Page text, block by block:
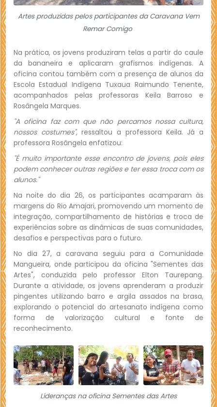
Artes produzidas pelos participantes da Caravana Vem
Remar Comigo
Na prática, os jovens produziram telas a partir do caule
da bananeira e aplicaram grafismos indígenas. A
oficina contou também com a presença de alunos da
Escola Estadual Indígena Tuxaua Raimundo Tenente,
acompanhados pelas professoras Keila Barroso e
Rosângela Marques.
"A oficina faz com que não percamos nossa cultura,
nossos costumes",ressaltou a professora Keila. Já a
professora Rosângela enfatizou:
"É muito importante esse encontro de jovens, pois eles
podem conhecer outras regiões e ter essa troca com os
alunos."
Na noite do dia 26, os participantes acamparam às
margens do Rio Amajari, promovendo um momento de
integração, compartilhamento de histórias e troca de
experiências sobre as dinâmicas de suas comunidades,
desafios e perspectivas para o futuro.
No dia 27, a caravana seguiu para a Comunidade
Mangueira, onde participou da oficina "Sementes das
Artes", conduzida pelo professor Elton Taurepang.
Durante a atividade, os jovens aprenderam a produzir
pingentes utilizando barro e argila assados na brasa,
explorando o potencial do artesanato indígena como
forma de valorização cultural e fonte de
reconhecimento.
Lideranças na oficina Sementes das Artes